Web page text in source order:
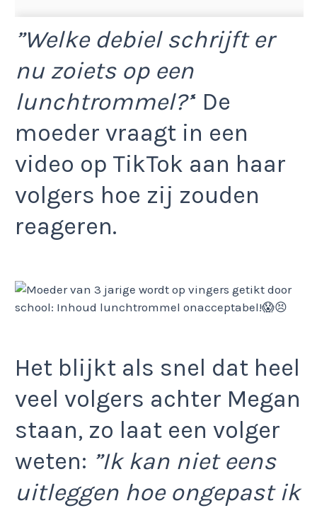
”Welke debiel schrijft er
nu zoiets op een
lunchtrommel?’‘ De
moeder vraagt in een
video op TikTok aan haar
volgers hoe zij zouden
reageren.
Het blijkt als snel dat heel
veel volgers achter Megan
staan, zo laat een volger
weten: ”Ik kan niet eens
uitleggen hoe ongepast ik